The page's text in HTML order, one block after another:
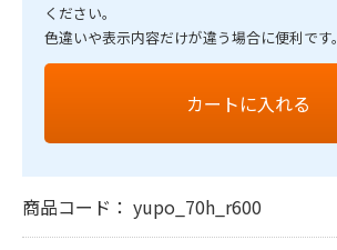
ください。
色違いや表示内容だけが違う場合に便利です。
カートに入れる
商品コード： yupo_70h_r600